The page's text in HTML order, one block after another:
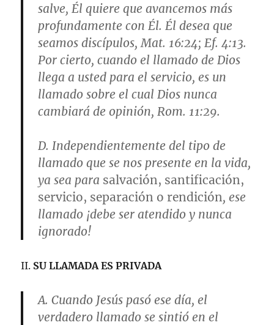
salve, Él quiere que avancemos más
profundamente con Él. Él desea que
seamos discípulos, Mat. 16:24; Ef. 4:13.
Por cierto, cuando el llamado de Dios
llega a usted para el servicio, es un
llamado sobre el cual Dios nunca
cambiará de opinión, Rom. 11:29.
D. Independientemente del tipo de
llamado que se nos presente en la vida,
ya sea para salvación, santificación,
servicio, separación o rendición, ese
llamado ¡debe ser atendido y nunca
ignorado!
II. SU LLAMADA ES PRIVADA
A. Cuando Jesús pasó ese día, el
verdadero llamado se sintió en el